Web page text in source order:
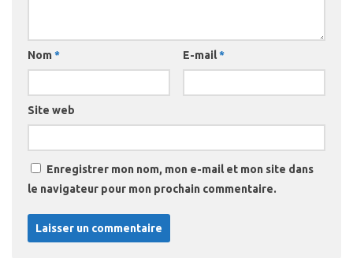
Nom * E-mail*
Site web
Enregistrer mon nom, mon e-mail et mon site dans
le navigateur pour mon prochain commentaire.